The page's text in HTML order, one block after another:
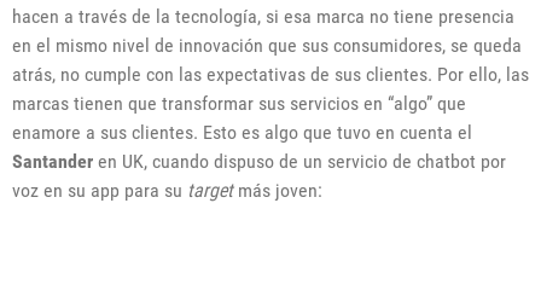
hacen a través de la tecnología, si esa marca no tiene presencia
en el mismo nivel de innovación que sus consumidores, se queda
atrás, no cumple con las expectativas de sus clientes. Por ello, las
marcas tienen que transformar sus servicios en “algo” que
enamore a sus clientes. Esto es algo que tuvo en cuenta el
Santander en UK, cuando dispuso de un servicio de chatbot por
voz en su app para su targetmás joven: